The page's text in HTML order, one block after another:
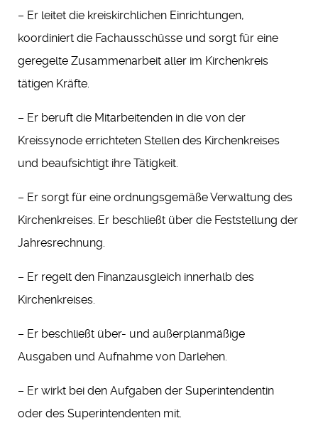
– Er leitet die kreiskirchlichen Einrichtungen,
koordiniert die Fachausschüsse und sorgt für eine
geregelte Zusammenarbeit aller im Kirchenkreis
tätigen Kräfte.
– Er beruft die Mitarbeitenden in die von der
Kreissynode errichteten Stellen des Kirchenkreises
und beaufsichtigt ihre Tätigkeit.
– Er sorgt für eine ordnungsgemäße Verwaltung des
Kirchenkreises. Er beschließt über die Feststellung der
Jahresrechnung.
– Er regelt den Finanzausgleich innerhalb des
Kirchenkreises.
– Er beschließt über- und außerplanmäßige
Ausgaben und Aufnahme von Darlehen.
– Er wirkt bei den Aufgaben der Superintendentin
oder des Superintendenten mit.